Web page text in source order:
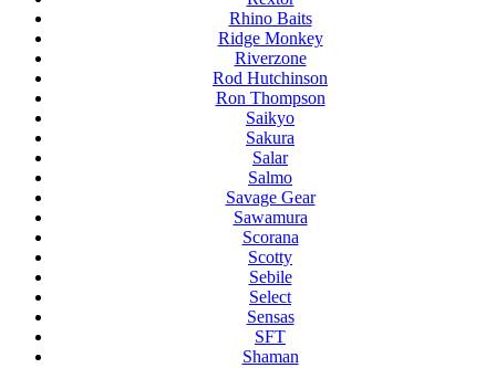
Rhino Baits
Ridge Monkey
Riverzone
Rod Hutchinson
Ron Thompson
Saikyo
Sakura
Salar
Salmo
Savage Gear
Sawamura
Scorana
Scotty
Sebile
Select
Sensas
SFT
Shaman